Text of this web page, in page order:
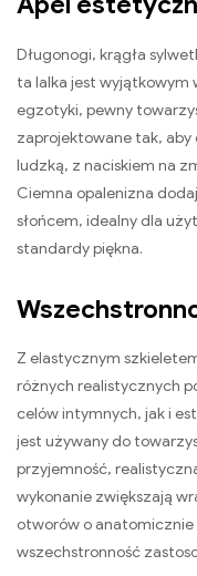
Długonogi, krągła
ta lalka jest wyjątkowym
egzotyki, pewny
zaprojektowane tak,
ludzką, z naciskiem na
Ciemna opalenizna
słońcem, idealny dla
standardy piękna.
Z elastycznym
różnych realistycznych
celów intymnych, jak i
jest używany do
przyjemność,
wykonanie zwiększają
otworów o
wszechstronność